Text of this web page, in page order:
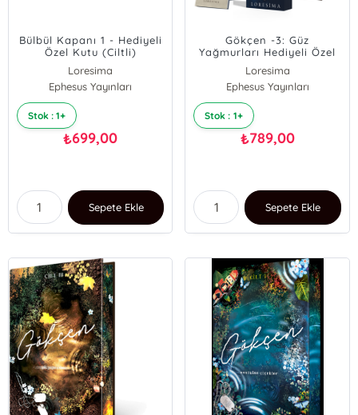
Bülbül Kapanı 1 - Hediyeli
Özel Kutu (Ciltli)
Loresima
Ephesus Yayınları
Stok : 1+
₺699,00
Sepete Ekle
Gökçen -3: Güz
Yağmurları Hediyeli Özel
Loresima
Ephesus Yayınları
Stok : 1+
₺789,00
Sepete Ekle